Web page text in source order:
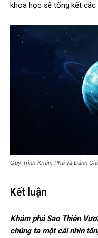
khoa học sẽ tổng kết các
Quy Trình Khám Phá và Đánh
Kết luận
Khám phá Sao Thiên
chúng ta một cái nhìn